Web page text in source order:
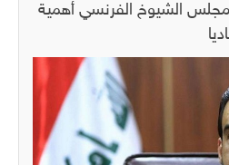
الشيوخ الفرنسي أهمية